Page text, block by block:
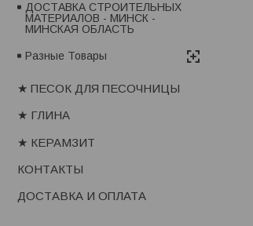
ДОСТАВКА СТРОИТЕЛЬНЫХ
МАТЕРИАЛОВ - МИНСК -
МИНСКАЯ ОБЛАСТЬ
Разные Товары
★ ПЕСОК ДЛЯ ПЕСОЧНИЦЫ
★ ГЛИНА
★ КЕРАМЗИТ
КОНТАКТЫ
ДОСТАВКА И ОПЛАТА